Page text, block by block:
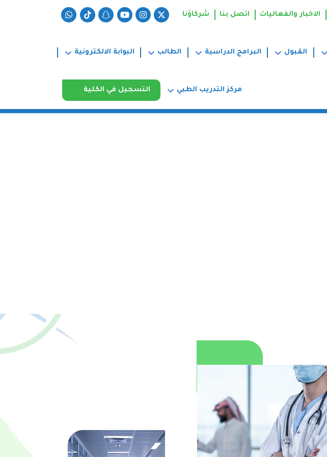
الاخبار والفعاليات اتصل بنا شركاؤنا
القبول البرامج الدراسية الطالب البوابة الالكترونية
مركز التدريب الطبي التسجيل في الكلية